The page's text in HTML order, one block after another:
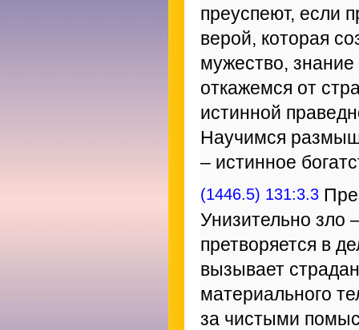
преуспеют, если
верой, которая
мужество,
откажемся от
истинной
Научимся
– истинное
(1446.5) 131:3.3
Унизительно зло
претворяется в
вызывает
материального
за чистыми